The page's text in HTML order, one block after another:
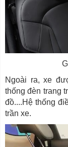
Ngoài ra, xe
thống đèn trang
đồ....Hệ thống
trần xe.